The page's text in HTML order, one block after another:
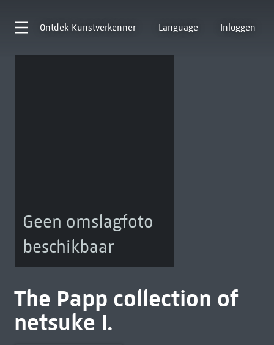
Ontdek Kunstverkenner Language Inloggen
Geen omslagfoto
beschikbaar
The Papp collection of
netsuke I.